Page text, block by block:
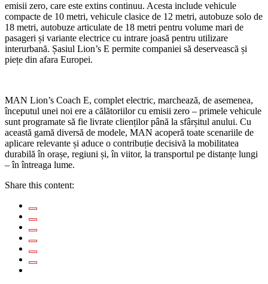
emisii zero, care este extins continuu. Acesta include vehicule
compacte de 10 metri, vehicule clasice de 12 metri, autobuze solo de
18 metri, autobuze articulate de 18 metri pentru volume mari de
pasageri și variante electrice cu intrare joasă pentru utilizare
interurbană. Șasiul Lion’s E permite companiei să deservească și
piețe din afara Europei.
MAN Lion’s Coach E, complet electric, marchează, de asemenea,
începutul unei noi ere a călătoriilor cu emisii zero – primele vehicule
sunt programate să fie livrate clienților până la sfârșitul anului. Cu
această gamă diversă de modele, MAN acoperă toate scenariile de
aplicare relevante și aduce o contribuție decisivă la mobilitatea
durabilă în orașe, regiuni și, în viitor, la transportul pe distanțe lungi
– în întreaga lume.
Share this content: